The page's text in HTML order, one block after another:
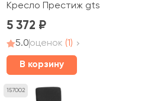
сетка
Кресло Престиж gts комфорт
5 372
5.0оценок (1)
В корзину
157002